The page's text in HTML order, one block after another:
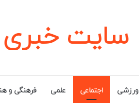
سایت خبری
ورزشی اجتماعی علمی فرهنگی و